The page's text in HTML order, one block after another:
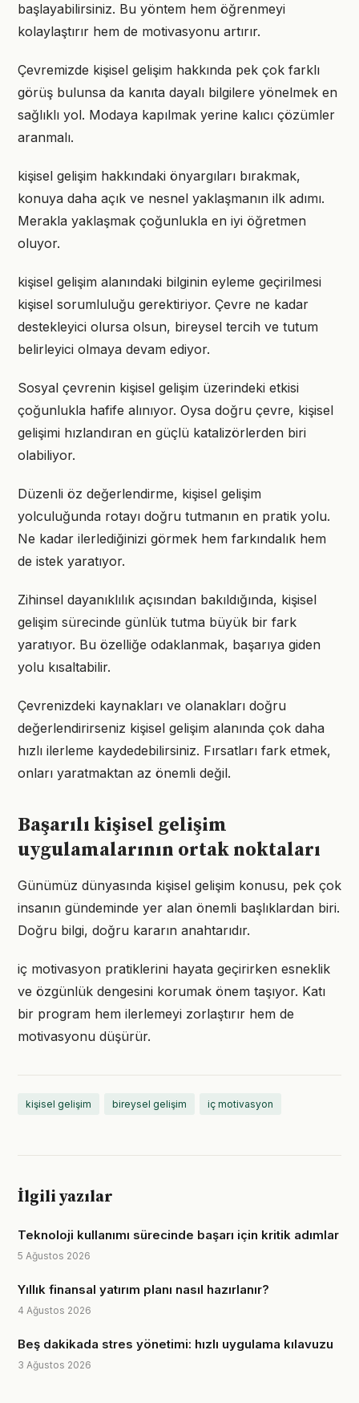
başlayabilirsiniz. Bu yöntem hem öğrenmeyi
kolaylaştırır hem de motivasyonu artırır.
Çevremizde kişisel gelişim hakkında pek çok farklı
görüş bulunsa da kanıta dayalı bilgilere yönelmek en
sağlıklı yol. Modaya kapılmak yerine kalıcı çözümler
aranmalı.
kişisel gelişim hakkındaki önyargıları bırakmak,
konuya daha açık ve nesnel yaklaşmanın ilk adımı.
Merakla yaklaşmak çoğunlukla en iyi öğretmen
oluyor.
kişisel gelişim alanındaki bilginin eyleme geçirilmesi
kişisel sorumluluğu gerektiriyor. Çevre ne kadar
destekleyici olursa olsun, bireysel tercih ve tutum
belirleyici olmaya devam ediyor.
Sosyal çevrenin kişisel gelişim üzerindeki etkisi
çoğunlukla hafife alınıyor. Oysa doğru çevre, kişisel
gelişimi hızlandıran en güçlü katalizörlerden biri
olabiliyor.
Düzenli öz değerlendirme, kişisel gelişim
yolculuğunda rotayı doğru tutmanın en pratik yolu.
Ne kadar ilerlediğinizi görmek hem farkındalık hem
de istek yaratıyor.
Zihinsel dayanıklılık açısından bakıldığında, kişisel
gelişim sürecinde günlük tutma büyük bir fark
yaratıyor. Bu özelliğe odaklanmak, başarıya giden
yolu kısaltabilir.
Çevrenizdeki kaynakları ve olanakları doğru
değerlendirirseniz kişisel gelişim alanında çok daha
hızlı ilerleme kaydedebilirsiniz. Fırsatları fark etmek,
onları yaratmaktan az önemli değil.
Başarılı kişisel gelişim
uygulamalarının ortak noktaları
Günümüz dünyasında kişisel gelişim konusu, pek çok
insanın gündeminde yer alan önemli başlıklardan biri.
Doğru bilgi, doğru kararın anahtarıdır.
iç motivasyon pratiklerini hayata geçirirken esneklik
ve özgünlük dengesini korumak önem taşıyor. Katı
bir program hem ilerlemeyi zorlaştırır hem de
motivasyonu düşürür.
kişisel gelişim bireysel gelişim iç motivasyon
İlgili yazılar
Teknoloji kullanımı sürecinde başarı için kritik adımlar
5 Ağustos 2026
Yıllık finansal yatırım planı nasıl hazırlanır?
4 Ağustos 2026
Beş dakikada stres yönetimi: hızlı uygulama kılavuzu
3 Ağustos 2026